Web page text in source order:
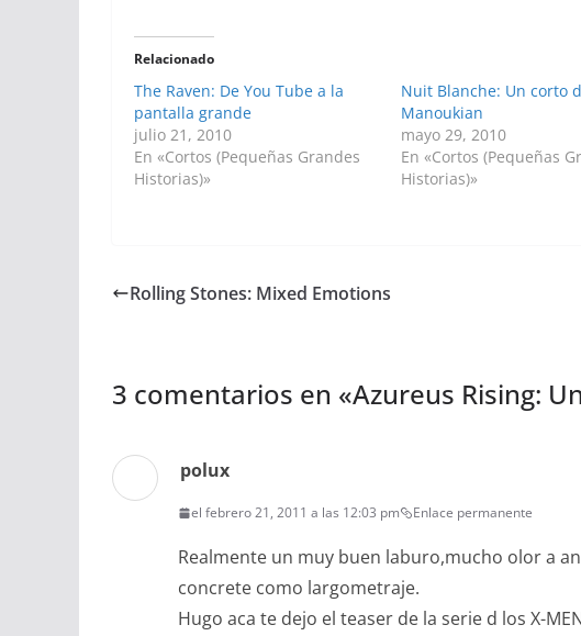
Relacionado
The Raven: De You Tube a la
pantalla grande
julio 21, 2010
En «Cortos (Pequeñas Grandes
Historias)»
Nuit Blanche: Un corto
Manoukian
mayo 29, 2010
En «Cortos (Pequeñas
Historias)»
Rolling Stones: Mixed Emotions
3 comentarios en «Azureus Rising:
polux
el febrero 21, 2011 a las 12:03 pm Enlace permanente
Realmente un muy buen laburo,mucho olor a
concrete como largometraje.
Hugo aca te dejo el teaser de la serie d los X-